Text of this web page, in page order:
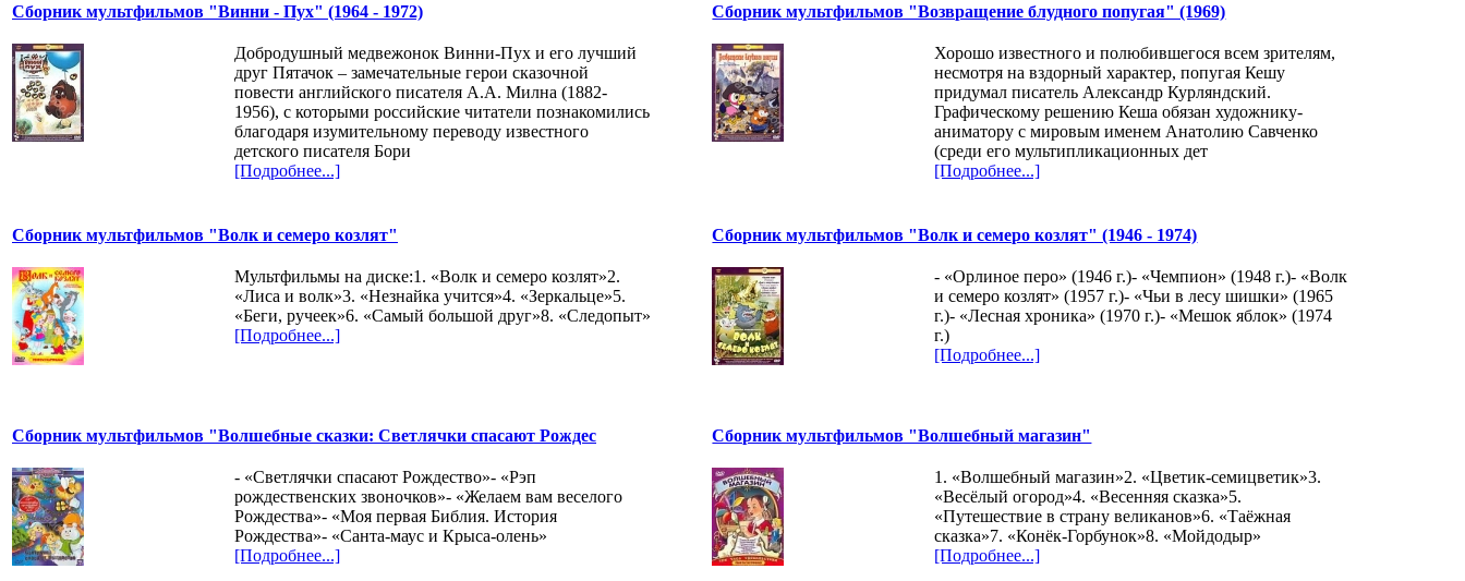
Сборник мультфильмов "Винни - Пух" (1964 - 1972)
Добродушный медвежонок Винни-Пух и его лучший
друг Пятачок – замечательные герои сказочной
повести английского писателя А.А. Милна (1882-
1956), с которыми российские читатели познакомились
благодаря изумительному переводу известного
детского писателя Бори
[Подробнее...]
Сборник мультфильмов "Возвращение блудного попугая" (1969)
Хорошо известного и полюбившегося всем зрителям,
несмотря на вздорный характер, попугая Кешу
придумал писатель Александр Курляндский.
Графическому решению Кеша обязан художнику-
аниматору с мировым именем Анатолию Савченко
(среди его мультипликационных дет
[Подробнее...]
Сборник мультфильмов "Волк и семеро козлят"
Мультфильмы на диске:1. «Волк и семеро козлят»2.
«Лиса и волк»3. «Незнайка учится»4. «Зеркальце»5.
«Беги, ручеек»6. «Самый большой друг»8. «Следопыт»
[Подробнее...]
Сборник мультфильмов "Волк и семеро козлят" (1946 - 1974)
- «Орлиное перо» (1946 г.)- «Чемпион» (1948 г.)- «Волк
и семеро козлят» (1957 г.)- «Чьи в лесу шишки» (1965
г.)- «Лесная хроника» (1970 г.)- «Мешок яблок» (1974
г.)
[Подробнее...]
Сборник мультфильмов "Волшебные сказки: Светлячки спасают Рождес
- «Светлячки спасают Рождество»- «Рэп
рождественских звоночков»- «Желаем вам веселого
Рождества»- «Моя первая Библия. История
Рождества»- «Санта-маус и Крыса-олень»
[Подробнее...]
Сборник мультфильмов "Волшебный магазин"
1. «Волшебный магазин»2. «Цветик-семицветик»3.
«Весёлый огород»4. «Весенняя сказка»5.
«Путешествие в страну великанов»6. «Таёжная
сказка»7. «Конёк-Горбунок»8. «Мойдодыр»
[Подробнее...]